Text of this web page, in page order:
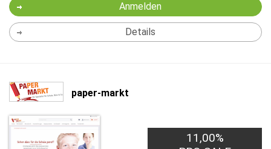
Anmelden
Details
paper-markt
11,00%